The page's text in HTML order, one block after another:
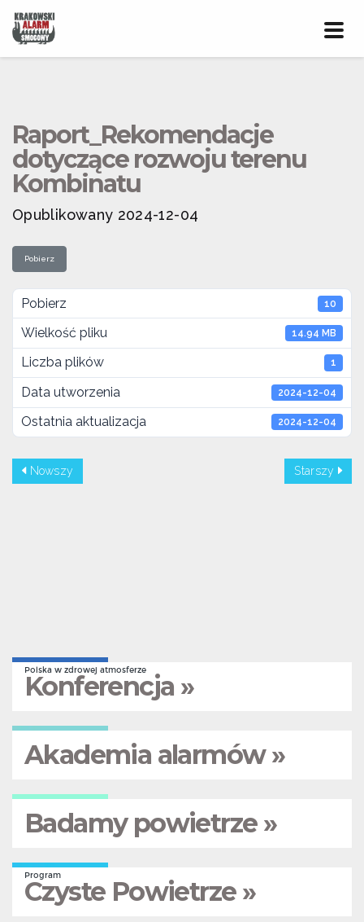
Raport_Rekomendacje
dotyczące rozwoju terenu
Kombinatu
Opublikowany 2024-12-04
Pobierz
Pobierz 10
Wielkość pliku 14.94 MB
Liczba plików 1
Data utworzenia 2024-12-04
Ostatnia aktualizacja 2024-12-04
Nowszy Starszy
Polska w zdrowej atmosferze
Konferencja »
Akademia alarmów »
Badamy powietrze »
Program
Czyste Powietrze »